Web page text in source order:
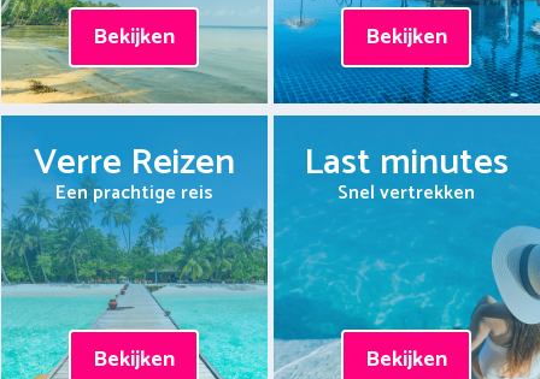
Bekijken Bekijken
Verre Reizen
Een prachtige reis
Bekijken
Last minutes
Snel vertrekken
Bekijken